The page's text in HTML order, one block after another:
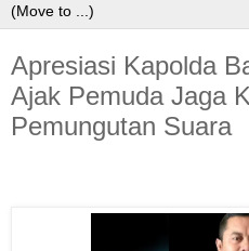
Apresiasi Kapolda
Ajak Pemuda Jaga
Pemungutan Suara